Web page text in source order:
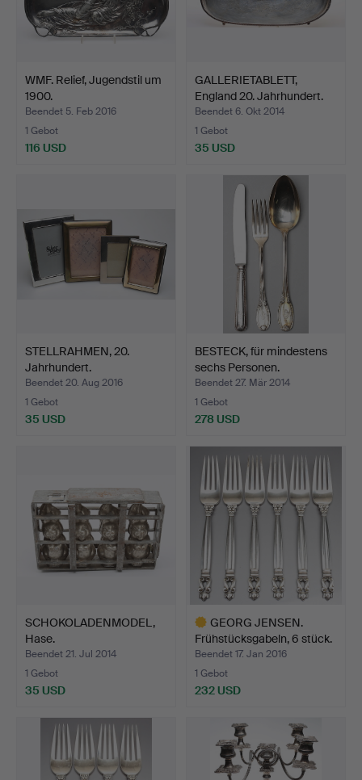
WMF. Relief, Jugendstil um
1900.
Beendet 5. Feb 2016
1 Gebot
116 USD
GALLERIETABLETT,
England 20. Jahrhundert.
Beendet 6. Okt 2014
1 Gebot
35 USD
STELLRAHMEN, 20.
Jahrhundert.
Beendet 20. Aug 2016
1 Gebot
35 USD
BESTECK, für mindestens
sechs Personen.
Beendet 27. Mär 2014
1 Gebot
278 USD
SCHOKOLADENMODEL,
Hase.
Beendet 21. Jul 2014
1 Gebot
35 USD
GEORG JENSEN.
Frühstücksgabeln, 6 stück.
Beendet 17. Jan 2016
1 Gebot
232 USD